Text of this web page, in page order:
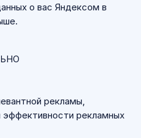
о вас Яндексом в
рекламы,
эффективности рекламных